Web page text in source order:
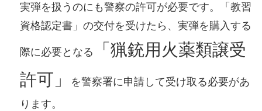
実弾を扱うのにも警察の許可が必要です。「教習
資格認定書」の交付を受けたら、実弾を購入する
際に必要となる
「猟銃用火薬類譲受
許可」
を警察署に申請して受け取る必要があ
ります。